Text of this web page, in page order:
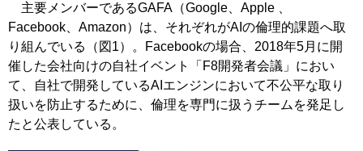
主要メンバーであるGAFA（Google、Apple 、
Facebook、Amazon）は、それぞれがAIの倫理的課題へ取
り組んでいる（図1）。Facebookの場合、2018年5月に開
催した会社向けの自社イベント「F8開発者会議」におい
て、自社で開発しているAIエンジンにおいて不公平な取り
扱いを防止するために、倫理を専門に扱うチームを発足し
たと公表している。